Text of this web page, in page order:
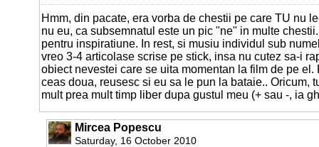
Hmm, din pacate, era vorba de chestii pe care TU nu
nu eu, ca subsemnatul este un pic "ne" in multe
pentru inspiratiune. In rest, si musiu individul sub
vreo 3-4 articolase scrise pe stick, insa nu cutez sa-i
obiect nevestei care se uita momentan la film de pe el.
ceas doua, reusesc si eu sa le pun la bataie.. Oricum,
mult prea mult timp liber dupa gustul meu (+ sau -, ia
Mircea Popescu
Saturday, 16 October 2010